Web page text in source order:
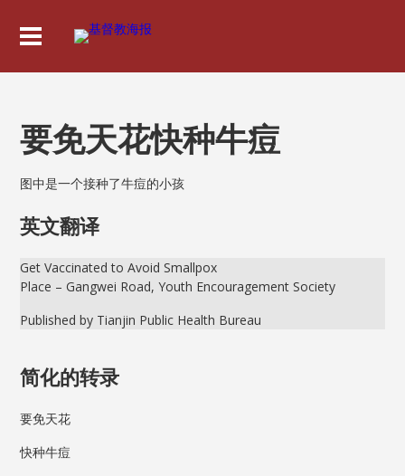
要免天花快种牛痘
图中是一个接种了牛痘的小孩
英文翻译
Get Vaccinated to Avoid Smallpox
Place – Gangwei Road, Youth Encouragement Society
Published by Tianjin Public Health Bureau
简化的转录
要免天花
快种牛痘